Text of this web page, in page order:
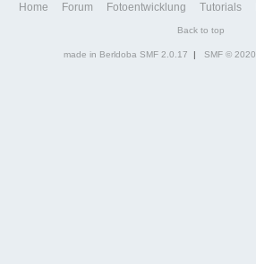
Home Forum Fotoentwicklung Tutorials
Back to top
made in Berldoba SMF 2.0.17 | SMF © 2020